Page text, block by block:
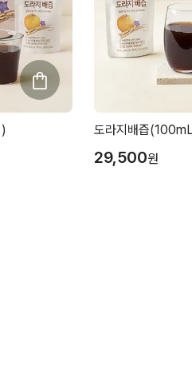
도라지배즙
29,500원